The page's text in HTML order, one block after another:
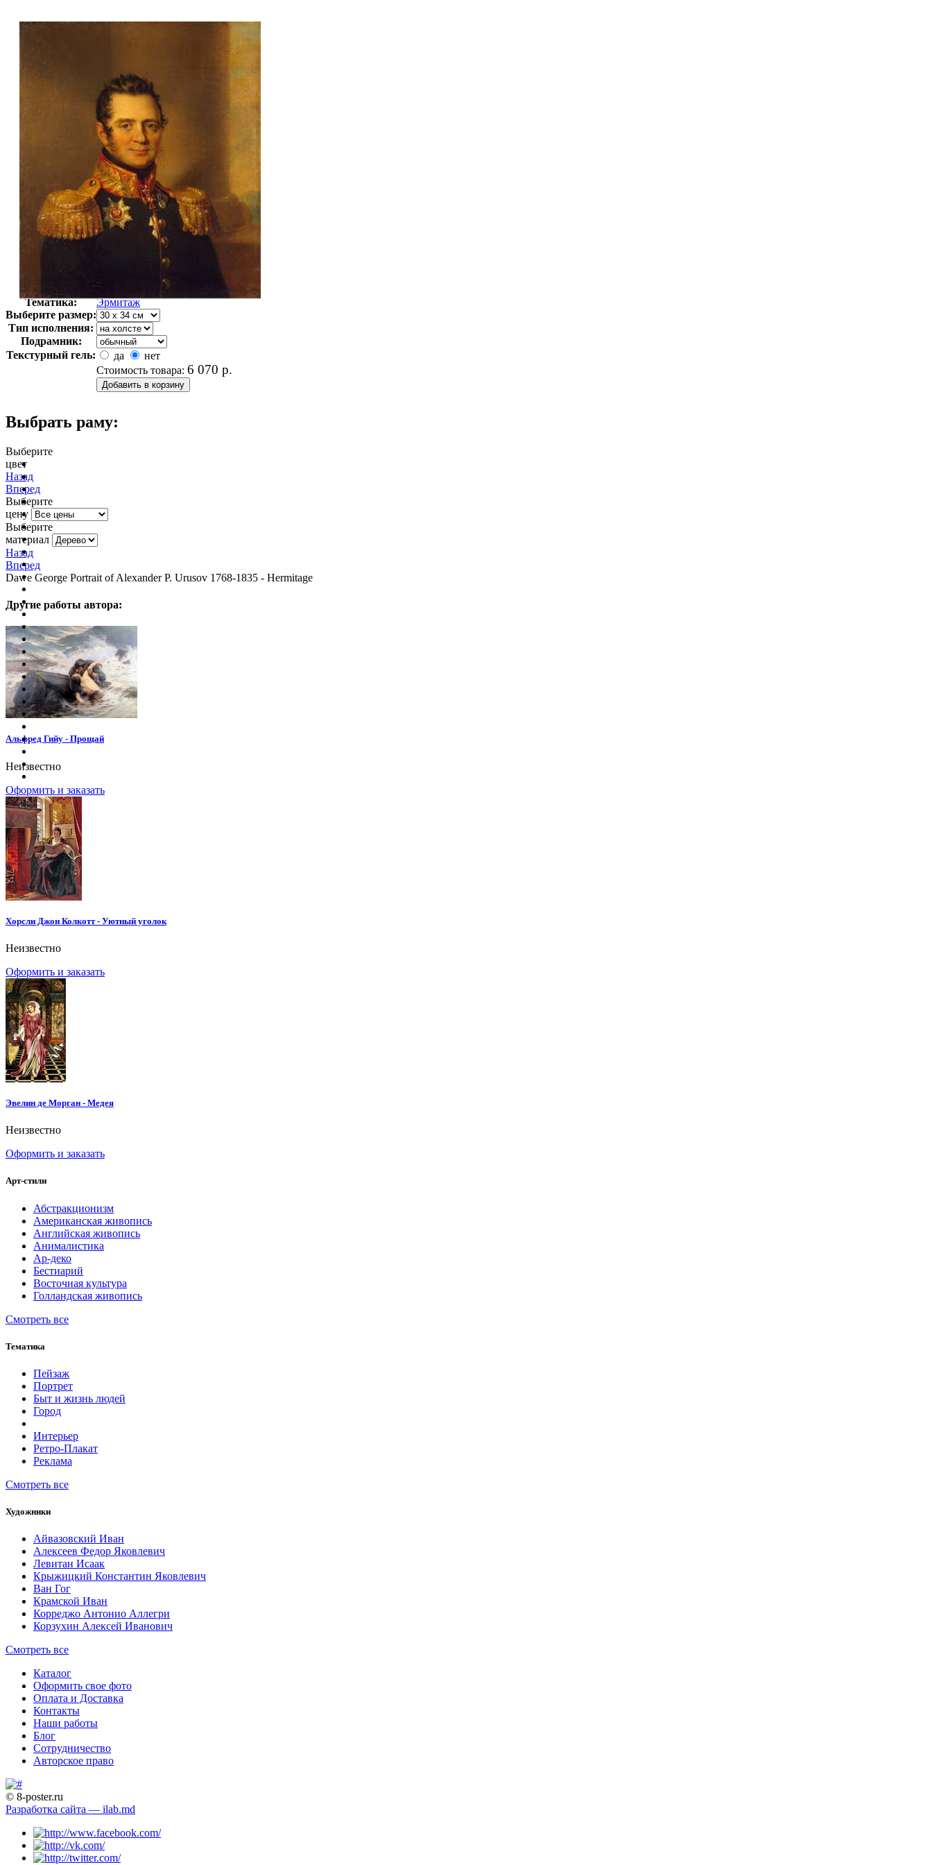
Арт-стиль
Русская живопись XIX века
Тематика:
Эрмитаж
Выберите размер:
Тип исполнения:
Подрамник:
Текстурный гель:
да
нет
Стоимость товара: 6 070 р.
Выбрать раму:
Выберите
цвет
Назад
Вперед
Выберите
цену
Выберите
материал
Назад
Вперед
Dawe George Portrait of Alexander P. Urusov 1768-1835 - Hermitage
Другие работы автора:
Альфред Гийу - Прощай
Неизвестно
Оформить и заказать
Хорсли Джон Колкотт - Уютный уголок
Неизвестно
Оформить и заказать
Эвелин де Морган - Медея
Неизвестно
Оформить и заказать
Арт-стили
Абстракционизм
Американская живопись
Английская живопись
Анималистика
Ар-деко
Бестиарий
Восточная культура
Голландская живопись
Смотреть все
Тематика
Пейзаж
Портрет
Быт и жизнь людей
Город
Интерьер
Ретро-Плакат
Реклама
Смотреть все
Художники
Айвазовский Иван
Алексеев Федор Яковлевич
Левитан Исаак
Крыжицкий Константин Яковлевич
Ван Гог
Крамской Иван
Корреджо Антонио Аллегри
Корзухин Алексей Иванович
Смотреть все
Каталог
Оформить свое фото
Оплата и Доставка
Контакты
Наши работы
Блог
Сотрудничество
Авторское право
© 8-poster.ru
Разработка сайта — ilab.md